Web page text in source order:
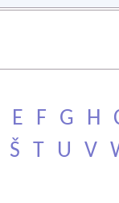
E F G H
Š
T U V